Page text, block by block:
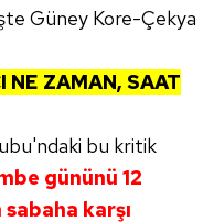
Güney Kore-Çekya
NE ZAMAN, SAAT
bu kritik
gününü 12
karşı